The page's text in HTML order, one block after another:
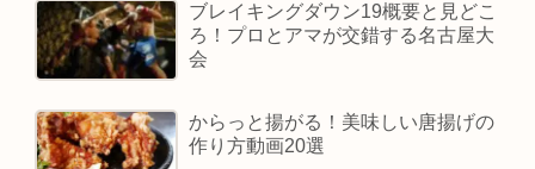
ブレイキングダウン19概要と見どこ
ろ！プロとアマが交錯する名古屋大
会
からっと揚がる！美味しい唐揚げの
作り方動画20選